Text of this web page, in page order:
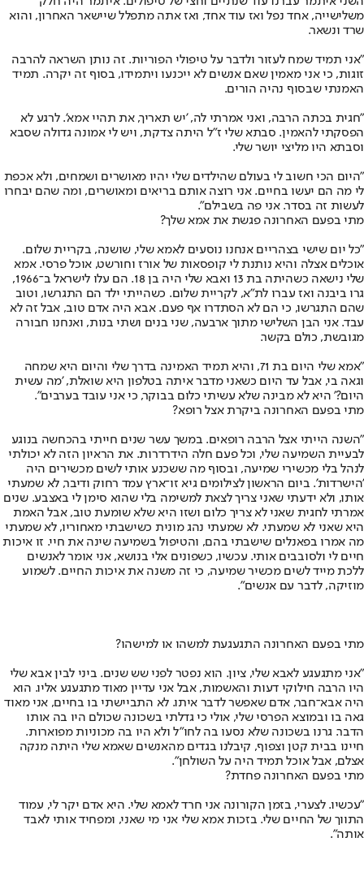
משלישייה, אחד נפל ואז עוד אחד, ואז אתה מתפלל שיישאר האחרון, והוא
שרד ונשאר.
"אני תמיד שמח לעזור ולדבר על טיפולי הפוריות. זה נותן השראה להרבה
זוגות, כי אני מאמין שאם אנשים לא ייכנעו ויתמידו, בסוף זה יקרה. תמיד
האמנתי שבסוף נהיה הורים.
"חגית בכתה הרבה, ואני אמרתי לה, 'יש תאריך, את תהיי אמא'. לרגע לא
הפסקתי להאמין. סבתא שלי ז"ל היתה צדקת, ויש לי אמונה גדולה שסבא
וסבתא היו מליצי יושר שלי.
"היום הכי חשוב לי בעולם שהילדים שלי יהיו מאושרים ושמחים, ולא אכפת
לי מה הם יעשו בחיים. אני רוצה אותם בריאים ומאושרים, ומה שהם יבחרו
לעשות זה בסדר. אני פה בשבילם".
מתי בפעם האחרונה פגשת את אמא שלך?
"כל יום שישי בצהריים אנחנו נוסעים לאמא שלי, שושנה, בקריית שלום.
אוכלים אצלה והיא נותנת לי קופסאות של אורז וחורשט, אוכל פרסי. אמא
שלי נישאה כשהיתה בת 13 ואבא שלי היה בן 18. הם עלו לישראל ב־1966,
גרו ביבנה ואז עברו לת"א, לקריית שלום. כשהייתי ילד הם התגרשו, וטוב
שהם התגרשו, כי הם לא הסתדרו אף פעם. אבא היה אדם טוב, אבל זה לא
עבד. אני הבן השלישי מתוך ארבעה, שני בנים ושתי בנות, ואנחנו חבורה
מגובשת, כולם בקשר.
"אמא שלי היום בת 71, והיא תמיד האמינה בדרך שלי והיום היא שמחה
וגאה בי, אבל עד היום כשאני מדבר איתה בטלפון היא שואלת, 'מה עשית
היום?' היא לא מבינה שלא עשיתי כלום בבוקר, כי אני עובד בערבים".
מתי בפעם האחרונה ביקרת אצל רופא?
"השנה הייתי אצל הרבה רופאים. במשך עשר שנים חייתי בהכחשה בנוגע
לבעיית השמיעה שלי, וכל פעם חלה הידרדרות. את הראיון הזה לא יכולתי
לנהל בלי מכשירי שמיעה, ובסוף מה ששכנע אותי לשים מכשירים היה
'הישרדות'. ביום הראשון לצילומים גיא זו־ארץ עמד רחוק ודיבר, לא שמעתי
אותו, ולא ידעתי שאני צריך לצאת למשימה בלי שהוא סימן לי באצבע. שנים
אמרתי לחגית שאני לא צריך כלום ושזו היא שלא שומעת טוב, אבל האמת
היא שאני לא שמעתי. לא שמעתי נהג מונית כשישבתי מאחוריו, לא שמעתי
מה אמרו בפאנלים שישבתי בהם, והטיפול בשמיעה שינה את חיי. זו איכות
חיים לי ולסובבים אותי. עכשיו, כשפונים אלי בנושא, אני אומר לאנשים
ללכת מייד לשים מכשיר שמיעה, כי זה משנה את איכות החיים. לשמוע
מוזיקה, לדבר עם אנשים".
מתי בפעם האחרונה התגעגעת למשהו או למישהו?
"אני מתגעגע לאבא שלי, ציון. הוא נפטר לפני שש שנים. ביני לבין אבא שלי
היו הרבה חילוקי דעות והאשמות, אבל אני עדיין מאוד מתגעגע אליו. הוא
היה אבא־חבר, אדם שאפשר לדבר איתו. לא התביישתי בו בחיים, אני מאוד
גאה בו ובמוצא הפרסי שלי, אולי כי גדלתי בשכונה שכולם היו בה אותו
הדבר. גרנו בשכונה שלא נסעו בה לחו"ל ולא היו בה מכוניות מפוארות.
חיינו בבית קטן וצפוף, קיבלנו בגדים מהאנשים שאמא שלי היתה מנקה
אצלם, אבל אוכל תמיד היה על השולחן".
מתי בפעם האחרונה פחדת?
"עכשיו. לצערי, בזמן הקורונה אני חרד לאמא שלי. היא אדם יקר לי, עמוד
התווך של החיים שלי. בזכות אמא שלי אני מי שאני, ומפחיד אותי לאבד
אותה".